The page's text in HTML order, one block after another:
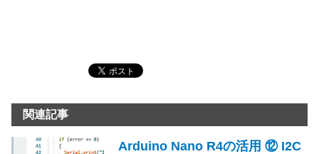
関連記事
Arduino Nano R4の活用 ⑫ I2C